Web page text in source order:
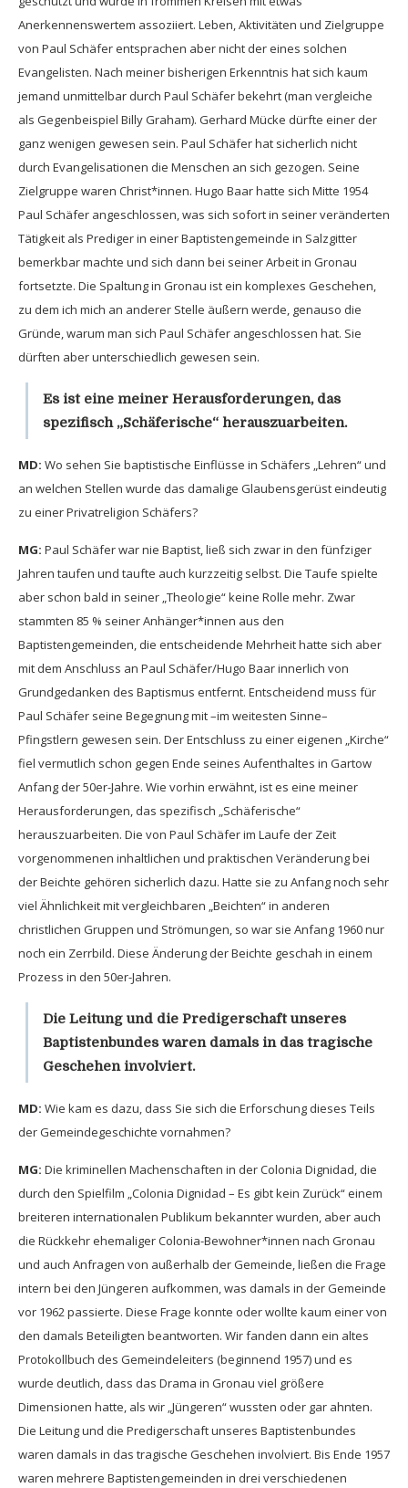
Anerkennenswertem assoziiert. Leben, Aktivitäten und Zielgruppe
von Paul Schäfer entsprachen aber nicht der eines solchen
Evangelisten. Nach meiner bisherigen Erkenntnis hat sich kaum
jemand unmittelbar durch Paul Schäfer bekehrt (man vergleiche
als Gegenbeispiel Billy Graham). Gerhard Mücke dürfte einer der
ganz wenigen gewesen sein. Paul Schäfer hat sicherlich nicht
durch Evangelisationen die Menschen an sich gezogen. Seine
Zielgruppe waren Christ*innen. Hugo Baar hatte sich Mitte 1954
Paul Schäfer angeschlossen, was sich sofort in seiner veränderten
Tätigkeit als Prediger in einer Baptistengemeinde in Salzgitter
bemerkbar machte und sich dann bei seiner Arbeit in Gronau
fortsetzte. Die Spaltung in Gronau ist ein komplexes Geschehen,
zu dem ich mich an anderer Stelle äußern werde, genauso die
Gründe, warum man sich Paul Schäfer angeschlossen hat. Sie
dürften aber unterschiedlich gewesen sein.
Es ist eine meiner Herausforderungen, das
spezifisch „Schäferische“ herauszuarbeiten.
MD: Wo sehen Sie baptistische Einflüsse in Schäfers „Lehren“ und
an welchen Stellen wurde das damalige Glaubensgerüst eindeutig
zu einer Privatreligion Schäfers?
MG: Paul Schäfer war nie Baptist, ließ sich zwar in den fünfziger
Jahren taufen und taufte auch kurzzeitig selbst. Die Taufe spielte
aber schon bald in seiner „Theologie“ keine Rolle mehr. Zwar
stammten 85 % seiner Anhänger*innen aus den
Baptistengemeinden, die entscheidende Mehrheit hatte sich aber
mit dem Anschluss an Paul Schäfer/Hugo Baar innerlich von
Grundgedanken des Baptismus entfernt. Entscheidend muss für
Paul Schäfer seine Begegnung mit –im weitesten Sinne–
Pfingstlern gewesen sein. Der Entschluss zu einer eigenen „Kirche“
fiel vermutlich schon gegen Ende seines Aufenthaltes in Gartow
Anfang der 50er-Jahre. Wie vorhin erwähnt, ist es eine meiner
Herausforderungen, das spezifisch „Schäferische“
herauszuarbeiten. Die von Paul Schäfer im Laufe der Zeit
vorgenommenen inhaltlichen und praktischen Veränderung bei
der Beichte gehören sicherlich dazu. Hatte sie zu Anfang noch sehr
viel Ähnlichkeit mit vergleichbaren „Beichten“ in anderen
christlichen Gruppen und Strömungen, so war sie Anfang 1960 nur
noch ein Zerrbild. Diese Änderung der Beichte geschah in einem
Prozess in den 50er-Jahren.
Die Leitung und die Predigerschaft unseres
Baptistenbundes waren damals in das tragische
Geschehen involviert.
MD: Wie kam es dazu, dass Sie sich die Erforschung dieses Teils
der Gemeindegeschichte vornahmen?
MG: Die kriminellen Machenschaften in der Colonia Dignidad, die
durch den Spielfilm „Colonia Dignidad – Es gibt kein Zurück“ einem
breiteren internationalen Publikum bekannter wurden, aber auch
die Rückkehr ehemaliger Colonia-Bewohner*innen nach Gronau
und auch Anfragen von außerhalb der Gemeinde, ließen die Frage
intern bei den Jüngeren aufkommen, was damals in der Gemeinde
vor 1962 passierte. Diese Frage konnte oder wollte kaum einer von
den damals Beteiligten beantworten. Wir fanden dann ein altes
Protokollbuch des Gemeindeleiters (beginnend 1957) und es
wurde deutlich, dass das Drama in Gronau viel größere
Dimensionen hatte, als wir „Jüngeren“ wussten oder gar ahnten.
Die Leitung und die Predigerschaft unseres Baptistenbundes
waren damals in das tragische Geschehen involviert. Bis Ende 1957
waren mehrere Baptistengemeinden in drei verschiedenen